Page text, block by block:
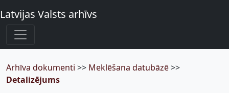
Latvijas Valsts arhīvs
Arhīva dokumenti >> Meklēšana datubāzē>>
Detalizējums